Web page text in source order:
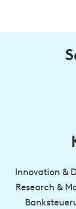
Innovation &
Research &